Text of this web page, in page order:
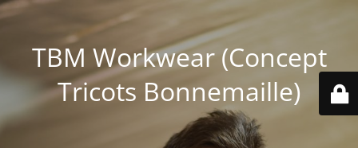
TBM Workwear (Concept
Tricots Bonnemaille)